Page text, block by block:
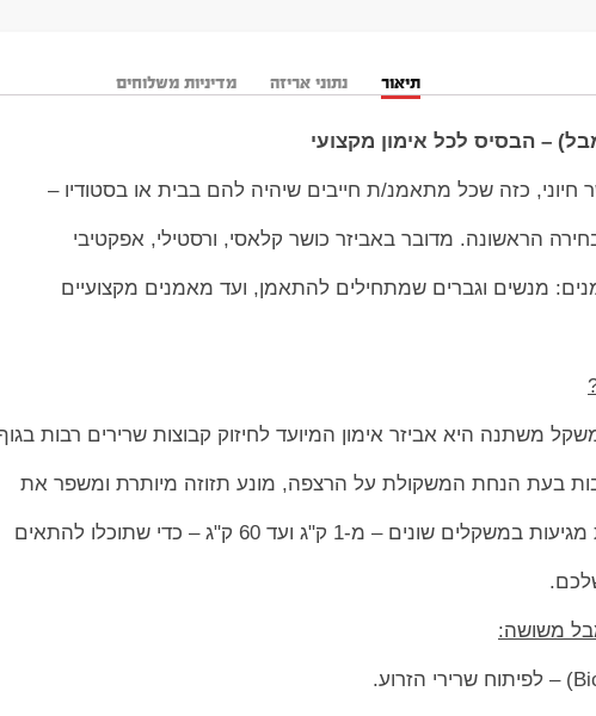
תיאור נתוני אריזה מדיניות משלוחים
– הבסיס לכל אימון מקצועי
חיוני, כזה שכל מתאמנ/ת חייבים שיהיה להם בבית או בסטודיו –
הראשונה. מדובר באביזר כושר קלאסי, ורסטילי, אפקטיבי
מנשים וגברים שמתחילים להתאמן, ועד מאמנים מקצועיים
משתנה היא אביזר אימון המיועד לחיזוק קבוצות שרירים רבות
בעת הנחת המשקולת על הרצפה, מונע תזוזה מיותרת ומשפר את
– מ-1 ק"ג ועד 60 ק"ג – כדי שתוכלו להתאים
משושה: